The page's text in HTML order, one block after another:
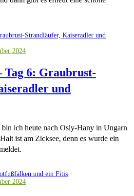
2024
Tag 6: Graubrust-
und
ich heute nach Osly-Hany in Ungarn
ist am Zicksee, denn es wurde ein
2024